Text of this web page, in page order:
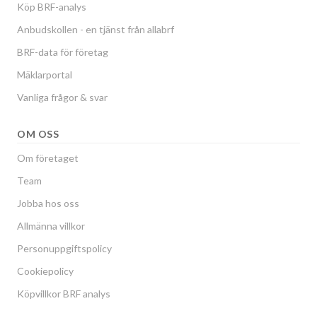
Köp BRF-analys
Anbudskollen - en tjänst från allabrf
BRF-data för företag
Mäklarportal
Vanliga frågor & svar
OM OSS
Om företaget
Team
Jobba hos oss
Allmänna villkor
Personuppgiftspolicy
Cookiepolicy
Köpvillkor BRF analys